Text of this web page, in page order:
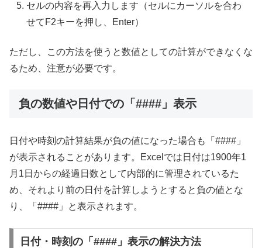
セルの内容を再入力します（セルにカーソルを合わ
せてF2キーを押し、Enter）
ただし、この方法を使うと数値としての計算ができなくな
るため、注意が必要です。
負の数値や日付での「####」表示
日付や時刻の計算結果が負の値になった場合も「####」
が表示されることがあります。Excelでは日付は1900年1
月1日からの経過日数として内部的に管理されているた
め、それより前の日付を計算しようとすると負の値とな
り、「####」と表示されます。
日付・時刻の「####」表示の解決方法